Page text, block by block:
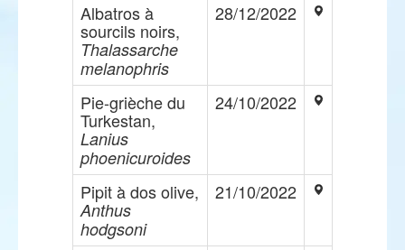
Albatros à
sourcils noirs,
Thalassarche
melanophris
28/12/2022
Pie-grièche du
Turkestan,
Lanius
phoenicuroides
24/10/2022
Pipit à dos olive,
Anthus
hodgsoni
21/10/2022